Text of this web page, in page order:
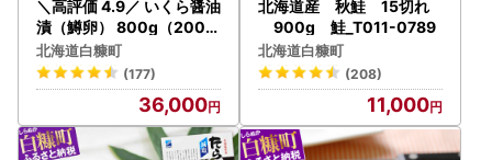
＼高評価 4.9／ いくら醤油
漬（鱒卵） 800g（200g
×2パック×2箱）_K036-
0979
北海道白糠町
(177)
36,000
北海道産 秋鮭 15切れ
900g 鮭_T011-0789
北海道白糠町
(208)
11,000